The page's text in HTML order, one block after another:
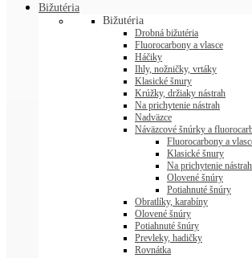
Bižutéria
Bižutéria
Drobná bižutéria
Fluorocarbony a vlasce
Háčiky
Ihly, nožničky, vrtáky
Klasické šnury
Krúžky, držiaky nástrah
Na prichytenie nástrah
Nadväzce
Náväzcové šnúrky a
Fluorocarbony a
Klasické šnury
Na prichytenie nástrah
Olovené šnúry
Potiahnuté šnúry
Obratlíky, karabíny
Olovené šnúry
Potiahnuté šnúry
Prevleky, hadičky
Rovnátka